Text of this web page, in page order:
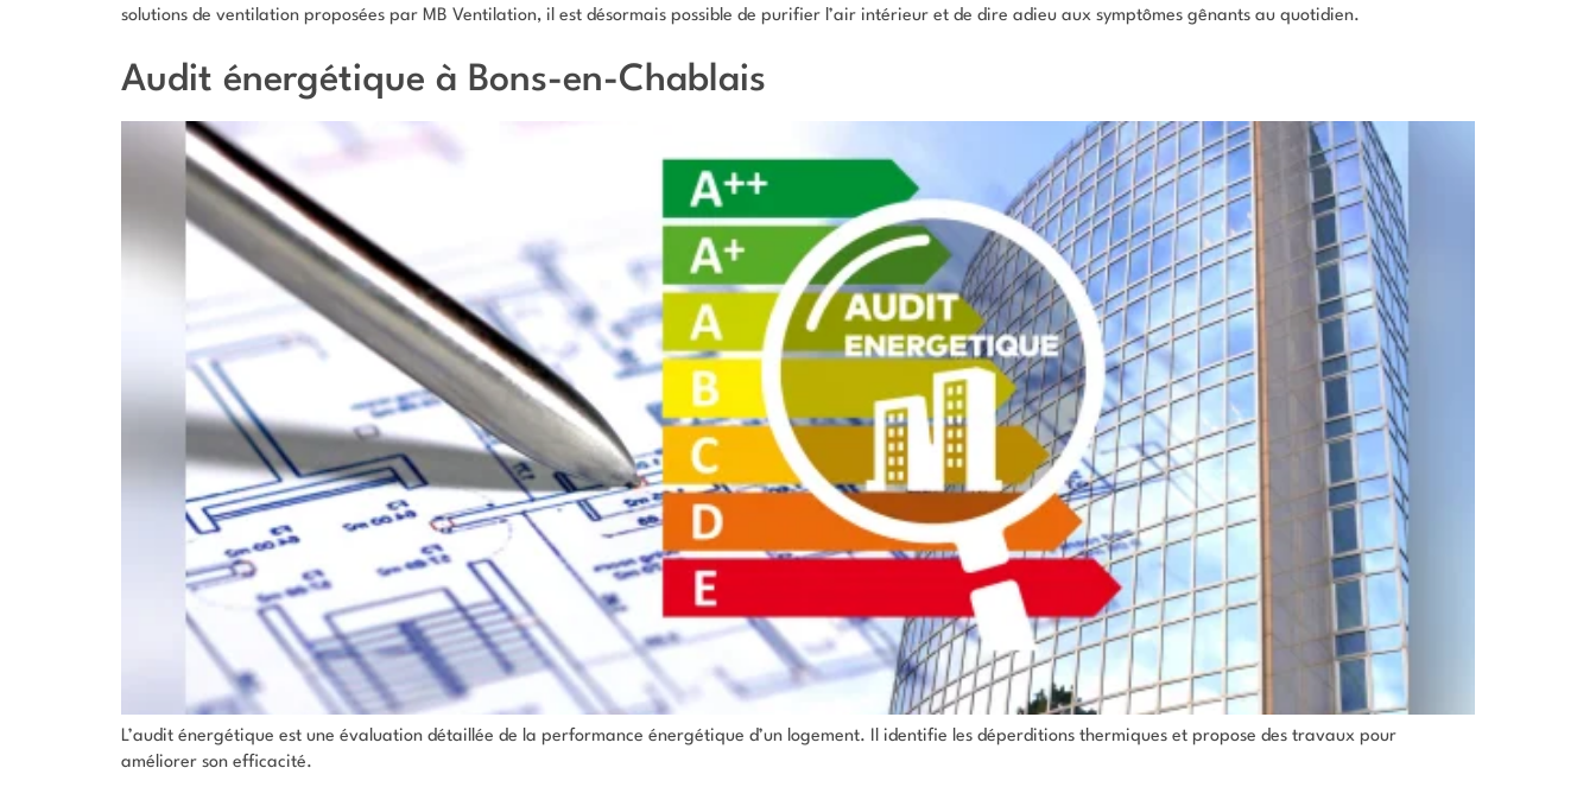
solutions de ventilation proposées par MB Ventilation, il est désormais possible de purifier l’air intérieur et de dire adieu aux symptômes gênants au quotidien.
Audit énergétique à Bons-en-Chablais
L’audit énergétique est une évaluation détaillée de la performance énergétique d’un logement. Il identifie les déperditions thermiques et propose des travaux pour
améliorer son efficacité.